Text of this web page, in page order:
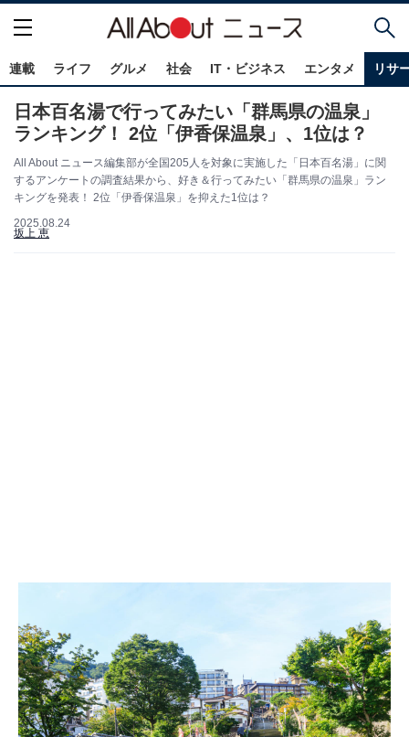
連載 ライフ グルメ 社会 IT・ビジネス エンタメ リサ
日本百名湯で行ってみたい「群馬県の温泉」
ランキング！ 2位「伊香保温泉」、1位は？
All About ニュース編集部が全国205人を対象に実施した「日本百名湯」に関
するアンケートの調査結果から、好き＆行ってみたい「群馬県の温泉」ラン
キングを発表！ 2位「伊香保温泉」を抑えた1位は？
2025.08.24
坂上 恵